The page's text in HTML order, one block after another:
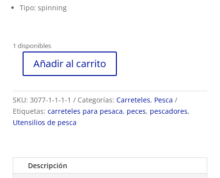
Tipo: spinning
1 disponibles
Carretel
Pesca
Ref:
X500
cantidad
Añadir al carrito
SKU: 3077-1-1-1-1 Categorías: Carreteles, Pesca
Etiquetas: carreteles para pesaca, peces, pescadores,
Utensilios de pesca
Descripción